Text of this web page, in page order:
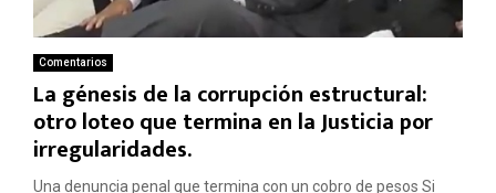
Comentarios
La génesis de la corrupción estructural:
otro loteo que termina en la Justicia por
irregularidades.
Una denuncia penal que termina con un cobro de pesos Si